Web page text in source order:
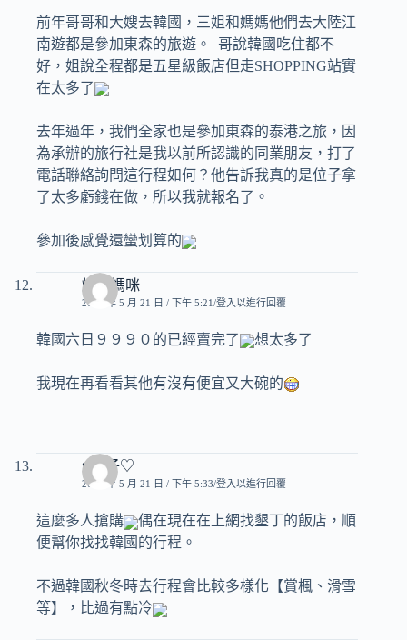
前年哥哥和大嫂去韓國，三姐和媽媽他們去大陸江
南遊都是參加東森的旅遊。 哥說韓國吃住都不
好，姐說全程都是五星級飯店但走SHOPPING站實
在太多了
去年過年，我們全家也是參加東森的泰港之旅，因
為承辦的旅行社是我以前所認識的同業朋友，打了
電話聯絡詢問這行程如何？他告訴我真的是位子拿
了太多虧錢在做，所以我就報名了。
參加後感覺還蠻划算的
煒奇媽咪
2008 年 5 月 21 日 / 下午 5:21 登入以進行回覆
韓國六日９９９０的已經賣完了 想太多了
我現在再看看其他有沒有便宜又大碗的
♥玟子♡
2008 年 5 月 21 日 / 下午 5:33 登入以進行回覆
這麼多人搶購
偶在現在在上網找墾丁的飯店，順
便幫你找找韓國的行程。
不過韓國秋冬時去行程會比較多樣化【賞楓、滑雪
等】，比過有點冷